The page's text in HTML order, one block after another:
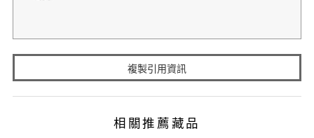
複製引用資訊
相關推薦藏品